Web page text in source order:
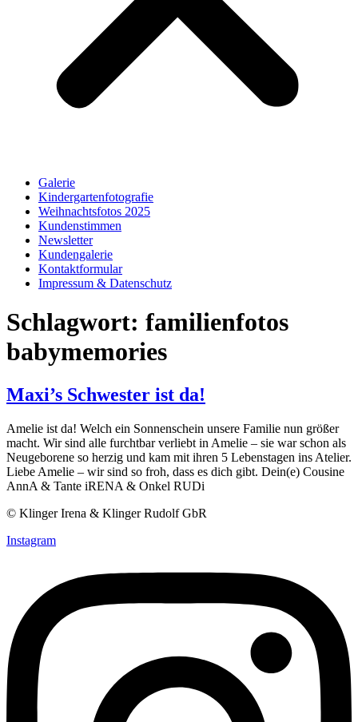
Galerie
Kindergartenfotografie
Weihnachtsfotos 2025
Kundenstimmen
Newsletter
Kundengalerie
Kontaktformular
Impressum & Datenschutz
Schlagwort: familienfotos
babymemories
Maxi’s Schwester ist da!
Amelie ist da! Welch ein Sonnenschein unsere Familie nun größer
macht. Wir sind alle furchtbar verliebt in Amelie – sie war schon als
Neugeborene so herzig und kam mit ihren 5 Lebenstagen ins Atelier.
Liebe Amelie – wir sind so froh, dass es dich gibt. Dein(e) Cousine
AnnA & Tante iRENA & Onkel RUDi
© Klinger Irena & Klinger Rudolf GbR
Instagram